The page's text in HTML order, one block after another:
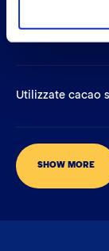
Utilizzate cacao
SHOW MORE